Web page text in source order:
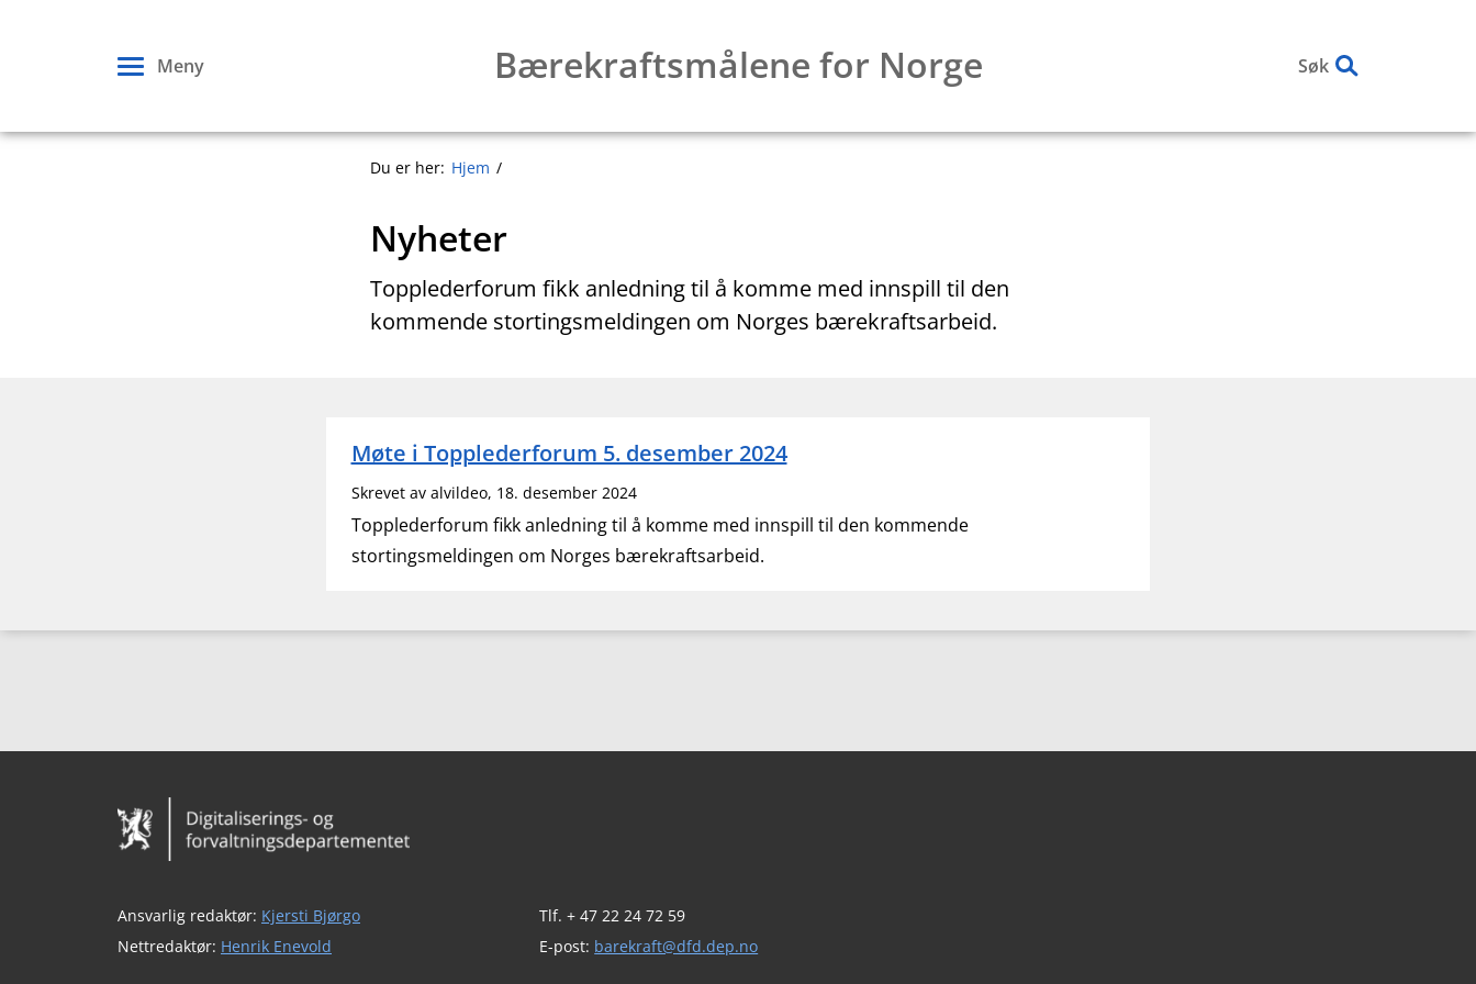
Meny Bærekraftsmålene for Norge Søk
Du er her: Hjem
Nyheter
Topplederforum fikk anledning til å komme med innspill til den
kommende stortingsmeldingen om Norges bærekraftsarbeid.
Møte i Topplederforum 5. desember 2024
Skrevet av alvildeo, 18. desember 2024
Topplederforum fikk anledning til å komme med innspill til den kommende
stortingsmeldingen om Norges bærekraftsarbeid.
Bunntekst
Ansvarlig redaktør: Kjersti Bjørgo
Nettredaktør: Henrik Enevold
Tlf. + 47 22 24 72 59
E-post: barekraft@dfd.dep.no